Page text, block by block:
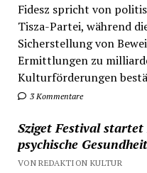
Fidesz spricht von
Tisza-Partei, während
Sicherstellung von
Ermittlungen zu
Kulturförderungen
3 Kommentare
Sziget Festival
psychische
VON REDAKTION KULTUR